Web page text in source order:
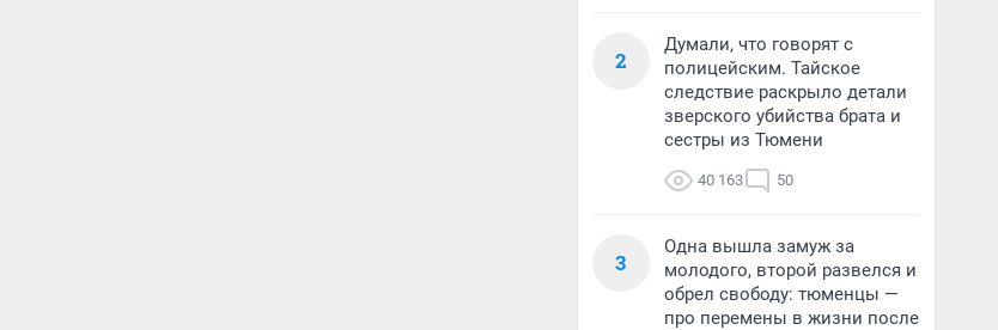
2
Думали, что говорят с
полицейским. Тайское
следствие раскрыло детали
зверского убийства брата и
сестры из Тюмени
40 163 50
3
Одна вышла замуж за
молодого, второй развелся и
обрел свободу: тюменцы —
про перемены в жизни после